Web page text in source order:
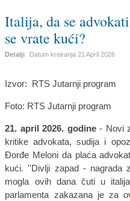
Italija, da se
se vrate kući?
Detalji Datum kreiranja21 April 2026
Izvor: RTS Jutarnji program
Foto: RTS Jutarnji program
21. april 2026. godine- Novi
kritike advokata, sudija i
Đorđe Meloni da plaća
kući. ''Divlji zapad - nagrada
mogla ovih dana čuti u
parlamenta zakazana je za